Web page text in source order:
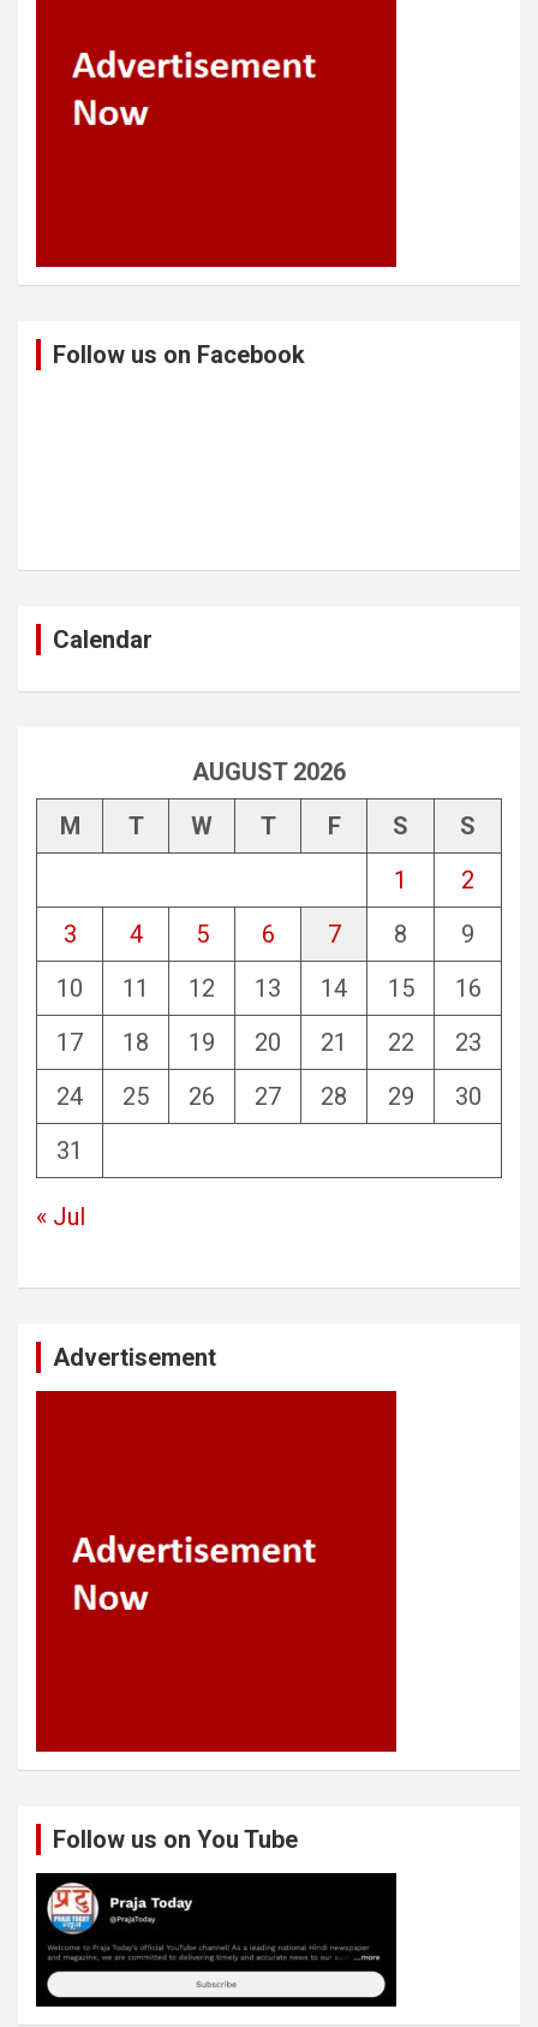
Follow us on Facebook
Calendar
AUGUST 2026
M
T W T F S
S
1
2
3
4 5 6 7 8
9
10
11 12 13 14 15
16
17
18 19 20 21 22
23
24
25 26 27 28 29
30
31
« Jul
Advertisement
Follow us on You Tube